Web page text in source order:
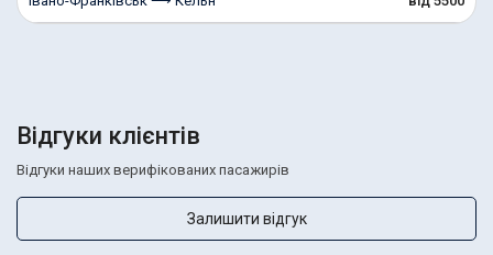
Відгуки клієнтів
Відгуки наших верифікованих пасажирів
Залишити відгук